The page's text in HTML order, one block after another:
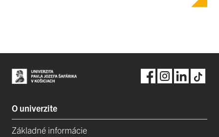
O univerzite
Základné informácie